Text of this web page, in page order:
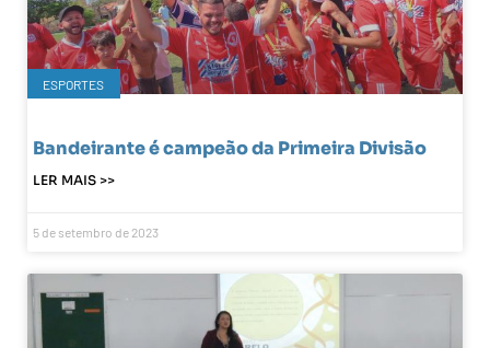
ESPORTES
Bandeirante é campeão da Primeira Divisão
LER MAIS >>
5 de setembro de 2023